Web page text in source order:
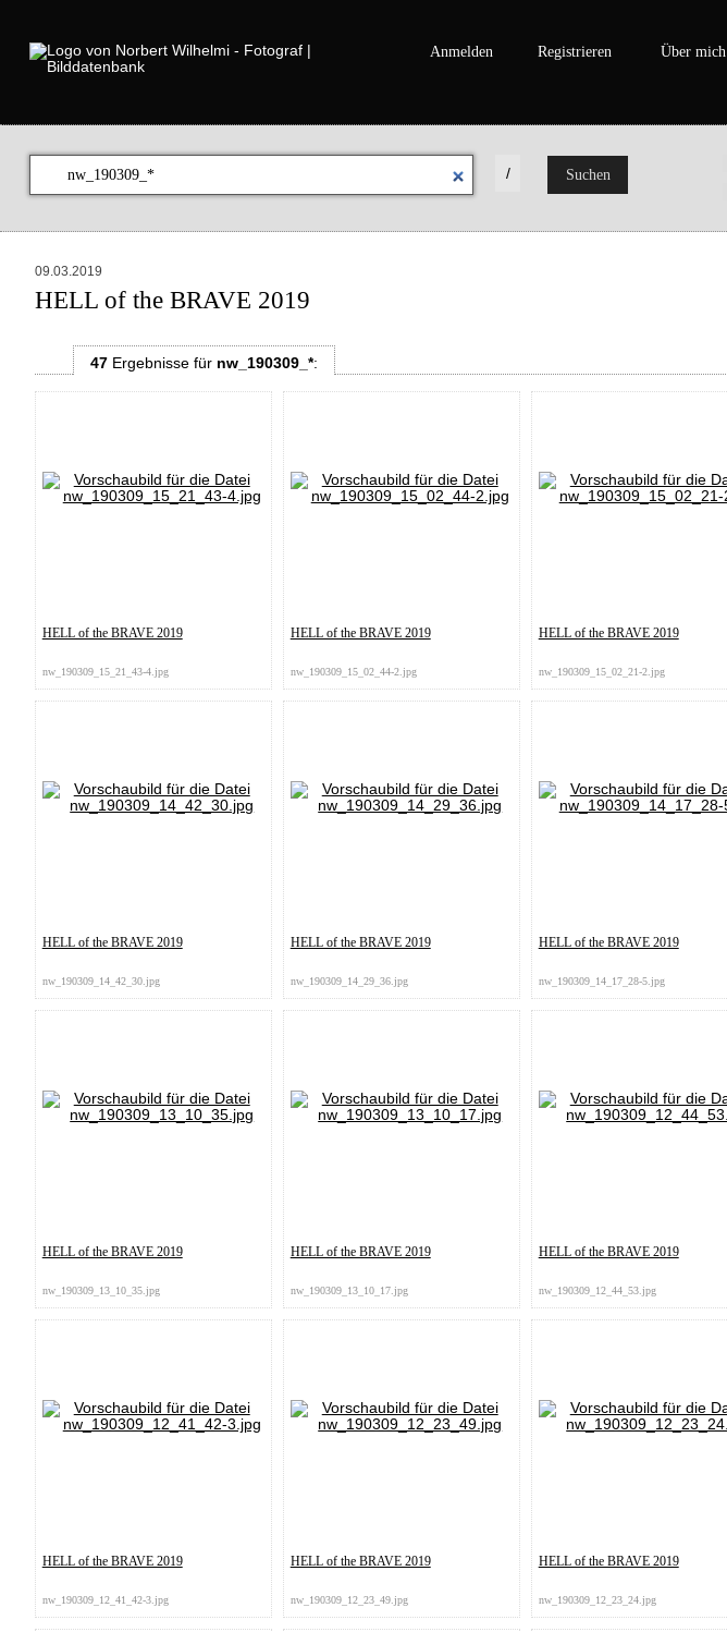
Anmelden Registrieren Über mich
/ Suchen
09.03.2019
HELL of the BRAVE 2019
47Ergebnisse für nw_190309_*:
HELL of the BRAVE 2019
nw_190309_15_21_43-4.jpg
HELL of the BRAVE 2019
nw_190309_15_02_44-2.jpg
HELL of the BRAVE 2019
nw_190309_15_02_21-2.jpg
HELL of the BRAVE 2019
nw_190309_14_42_30.jpg
HELL of the BRAVE 2019
nw_190309_14_29_36.jpg
HELL of the BRAVE 2019
nw_190309_14_17_28-5.jpg
HELL of the BRAVE 2019
nw_190309_13_10_35.jpg
HELL of the BRAVE 2019
nw_190309_13_10_17.jpg
HELL of the BRAVE 2019
nw_190309_12_44_53.jpg
HELL of the BRAVE 2019
nw_190309_12_41_42-3.jpg
HELL of the BRAVE 2019
nw_190309_12_23_49.jpg
HELL of the BRAVE 2019
nw_190309_12_23_24.jpg